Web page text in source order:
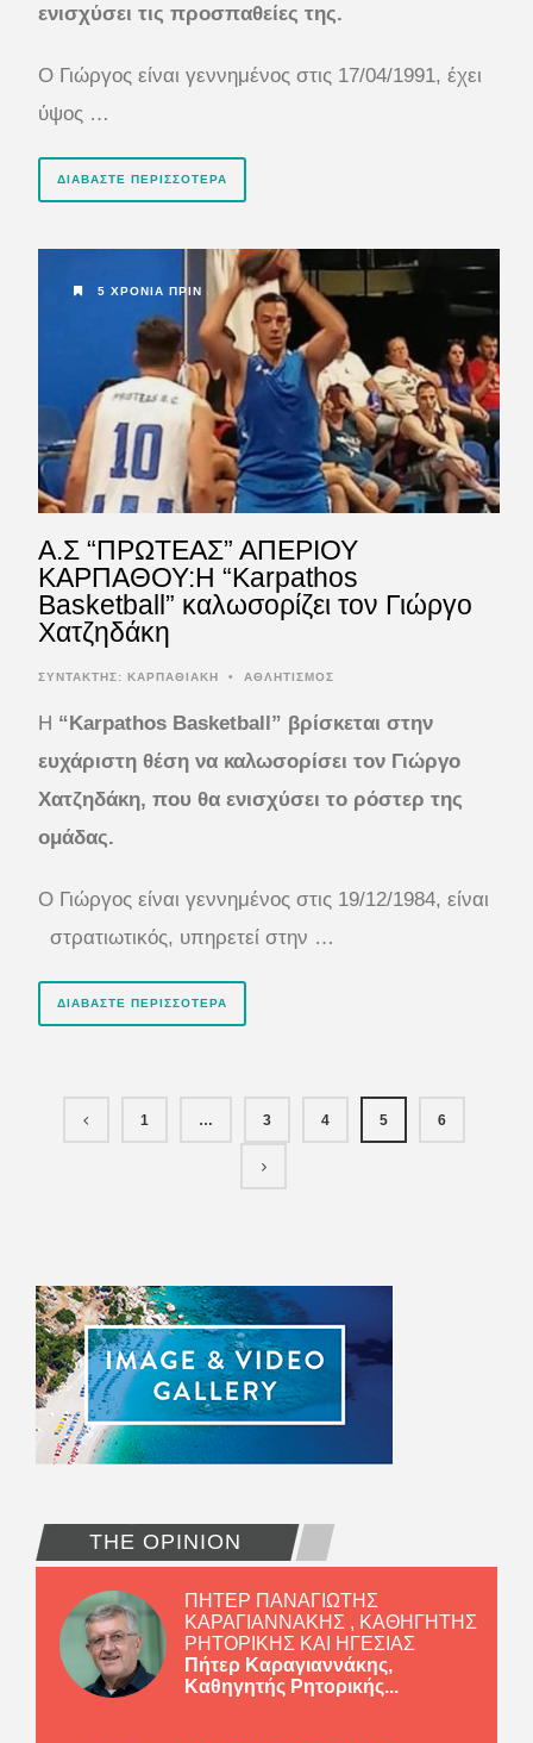
ενισχύσει τις προσπαθείες της.
Ο Γιώργος είναι γεννημένος στις 17/04/1991, έχει
ύψος …
ΔΙΑΒΆΣΤΕ ΠΕΡΙΣΣΌΤΕΡΑ
5 ΧΡΌΝΙΑ ΠΡΙΝ
A.Σ “ΠΡΩΤΕΑΣ” ΑΠΕΡΙΟΥ
ΚΑΡΠΑΘΟΥ:H “Karpathos
Basketball” καλωσορίζει τον Γιώργο
Χατζηδάκη
ΣΥΝΤΆΚΤΗΣ: ΚΑΡΠΑΘΙΑΚΗ • ΑΘΛΗΤΙΣΜΟΣ
Η “Karpathos Basketball” βρίσκεται στην
ευχάριστη θέση να καλωσορίσει τον Γιώργο
Χατζηδάκη, που θα ενισχύσει το ρόστερ της
ομάδας.
Ο Γιώργος είναι γεννημένος στις 19/12/1984, είναι
στρατιωτικός, υπηρετεί στην …
ΔΙΑΒΆΣΤΕ ΠΕΡΙΣΣΌΤΕΡΑ
1 … 3 4 5 6
THE OPINION
ΠΗΤΕΡ ΠΑΝΑΓΙΩΤΗΣ
ΚΑΡΑΓΙΑΝΝΑΚΗΣ , ΚΑΘΗΓΗΤΗΣ
ΡΗΤΟΡΙΚΗΣ ΚΑΙ ΗΓΕΣΙΑΣ
Πήτερ Καραγιαννάκης,
Καθηγητής Ρητορικής...